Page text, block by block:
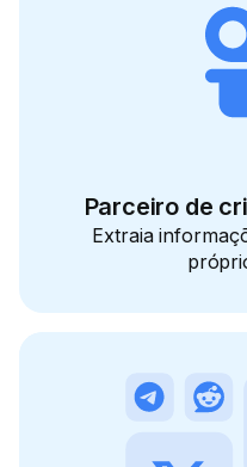
Parceiro de
Extraia